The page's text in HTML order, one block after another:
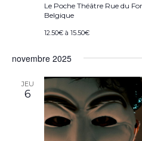
Le Poche Théâtre Rue du
Belgique
12.50€ à 15.50€
novembre 2025
JEU
6